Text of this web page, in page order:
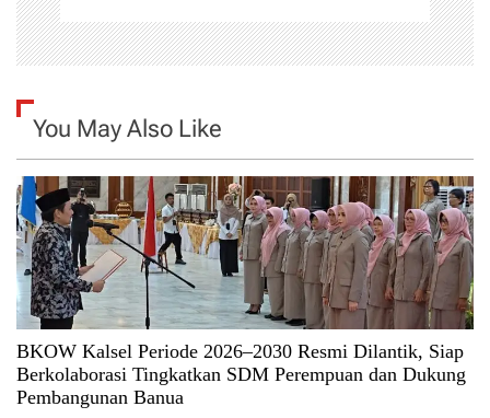
You May Also Like
BKOW Kalsel Periode 2026–2030 Resmi Dilantik, Siap
Berkolaborasi Tingkatkan SDM Perempuan dan Dukung
Pembangunan Banua